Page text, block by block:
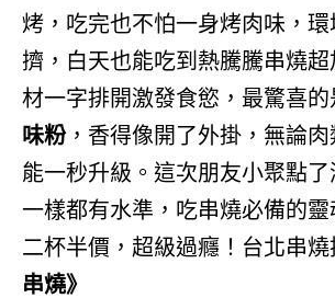
烤，吃完也不怕一身烤肉味，
擠，白天也能吃到熱騰騰串燒
材一字排開激發食慾，最驚喜的
味粉，香得像開了外掛，無論
能一秒升級。這次朋友小聚點
一樣都有水準，吃串燒必備的靈
二杯半價，超級過癮！台北串燒
串燒》